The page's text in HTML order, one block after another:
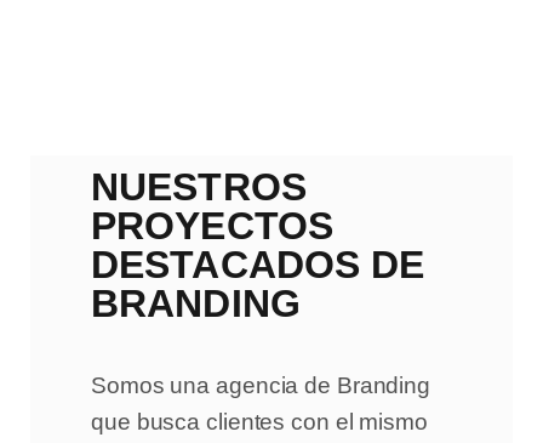
NUESTROS
PROYECTOS
DESTACADOS DE
BRANDING
Somos una agencia de Branding
que busca clientes con el mismo